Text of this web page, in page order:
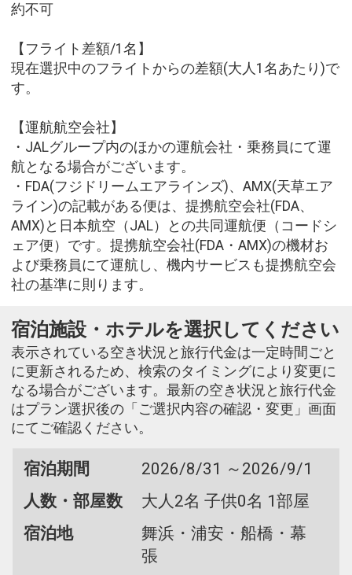
約不可
【フライト差額/1名】
現在選択中のフライトからの差額(大人1名あたり)で
す。
【運航航空会社】
・JALグループ内のほかの運航会社・乗務員にて運
航となる場合がございます。
・FDA(フジドリームエアラインズ)、AMX(天草エア
ライン)の記載がある便は、提携航空会社(FDA、
AMX)と日本航空（JAL）との共同運航便（コードシ
ェア便）です。提携航空会社(FDA・AMX)の機材お
よび乗務員にて運航し、機内サービスも提携航空会
社の基準に則ります。
宿泊施設・ホテルを選択してください
表示されている空き状況と旅行代金は一定時間ごと
に更新されるため、検索のタイミングにより変更に
なる場合がございます。最新の空き状況と旅行代金
はプラン選択後の「ご選択内容の確認・変更」画面
にてご確認ください。
宿泊期間
2026/8/31 ～2026/9/1
人数・部屋数
大人2名 子供0名 1部屋
宿泊地
舞浜・浦安・船橋・幕
張